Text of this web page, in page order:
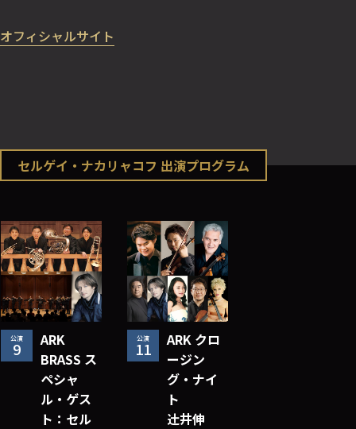
オフィシャルサイト
セルゲイ・ナカリャコフ 出演プログラム
公演
9
󠄀ARK
BRASS ス
ペシャ
ル・ゲス
ト：セル
公演
11
󠄀ARK クロ
ージン
グ・ナイ
ト
辻󠄀井伸